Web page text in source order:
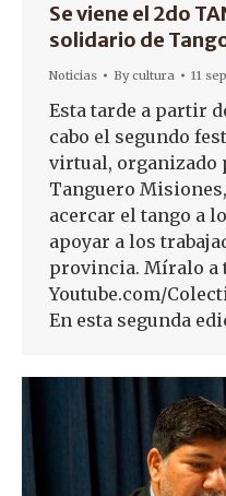
Se viene el 2do
solidario de
Noticias Bycultura 11
Esta tarde a partir
cabo el segundo
virtual, organizado
Tanguero
acercar el tango a
apoyar a los
provincia. Míralo a
Youtube.com/
En esta segunda